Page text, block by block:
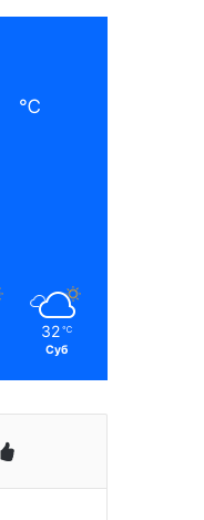
℃
32 ℃
Суб